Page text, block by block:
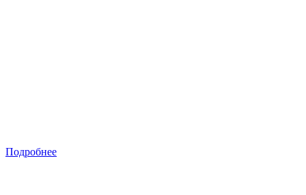
Подробнее